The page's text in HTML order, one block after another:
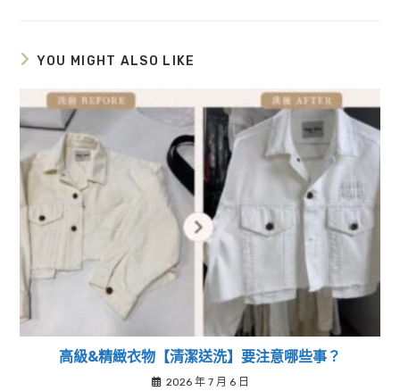
YOU MIGHT ALSO LIKE
高級&精緻衣物【清潔送洗】要注意哪些事？
2026 年 7 月 6 日